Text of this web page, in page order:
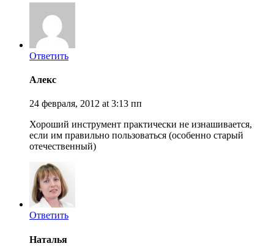
Ответить
Алекс
24 февраля, 2012 at 3:13 пп
Хороший инструмент практически не изнашивается,
если им правильно пользоваться (особенно старый
отечественный)
Ответить
Наталья